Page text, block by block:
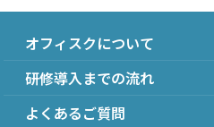
オフィスクについて
研修導入までの流れ
よくあるご質問